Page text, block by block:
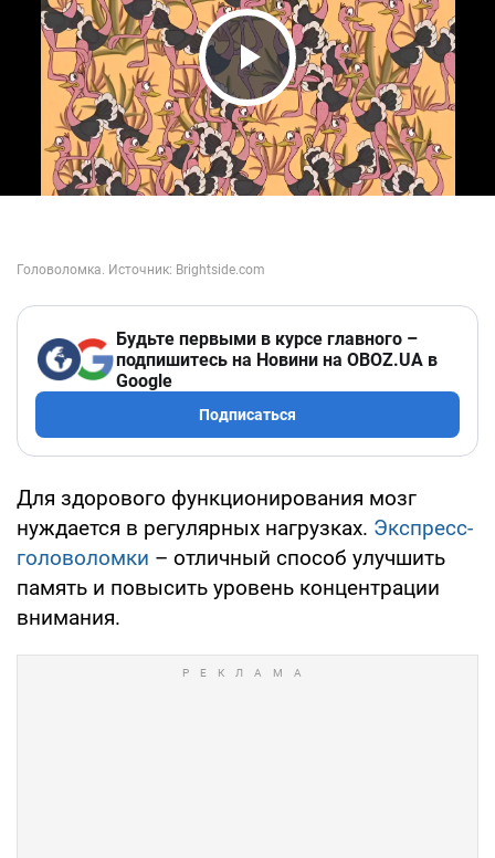
Play Video
Будьте первыми в курсе главного –
подпишитесь на Новини на OBOZ.UA в
Google
Подписаться
Для здорового функционирования мозг
нуждается в регулярных нагрузках. Экспресс-
головоломки – отличный способ улучшить
память и повысить уровень концентрации
внимания.